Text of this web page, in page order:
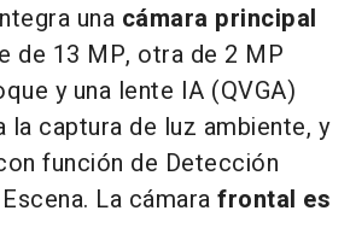
una cámara principal
de 13 MP, otra de 2 MP
y una lente IA (QVGA)
la captura de luz ambiente, y
función de Detección
La cámara frontal es